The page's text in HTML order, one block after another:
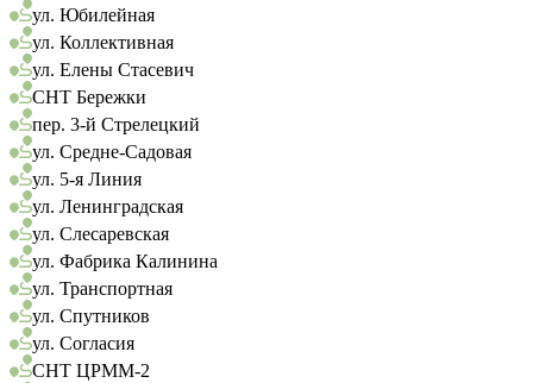
ул. Юбилейная
ул. Коллективная
ул. Елены Стасевич
СНТ Бережки
пер. 3-й Стрелецкий
ул. Средне-Садовая
ул. 5-я Линия
ул. Ленинградская
ул. Слесаревская
ул. Фабрика Калинина
ул. Транспортная
ул. Спутников
ул. Согласия
СНТ ЦРММ-2